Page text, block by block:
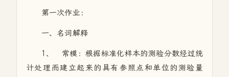
第一次作业：
一、名词解释
1、 常模：根据标准化样本的测验分数经过统
计处理而建立起来的具有参照点和单位的测验量